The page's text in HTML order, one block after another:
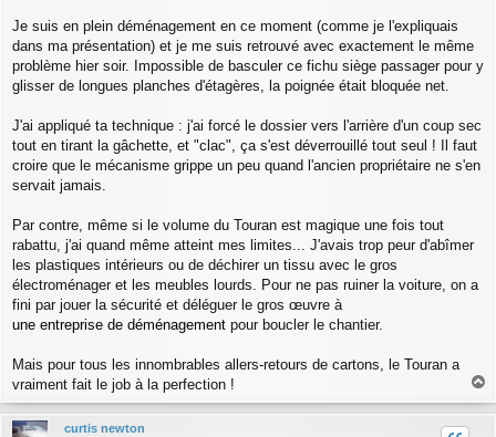
g
Je suis en plein déménagement en ce moment (comme je l'expliquais
dans ma présentation) et je me suis retrouvé avec exactement le même
problème hier soir. Impossible de basculer ce fichu siège passager pour y
glisser de longues planches d'étagères, la poignée était bloquée net.
J'ai appliqué ta technique : j'ai forcé le dossier vers l'arrière d'un coup sec
tout en tirant la gâchette, et "clac", ça s'est déverrouillé tout seul ! Il faut
croire que le mécanisme grippe un peu quand l'ancien propriétaire ne s'en
servait jamais.
Par contre, même si le volume du Touran est magique une fois tout
rabattu, j'ai quand même atteint mes limites... J'avais trop peur d'abîmer
les plastiques intérieurs ou de déchirer un tissu avec le gros
électroménager et les meubles lourds. Pour ne pas ruiner la voiture, on a
fini par jouer la sécurité et déléguer le gros œuvre à
une entreprise de déménagement pour boucler le chantier.
Mais pour tous les innombrables allers-retours de cartons, le Touran a
vraiment fait le job à la perfection !
a
u
curtis newton